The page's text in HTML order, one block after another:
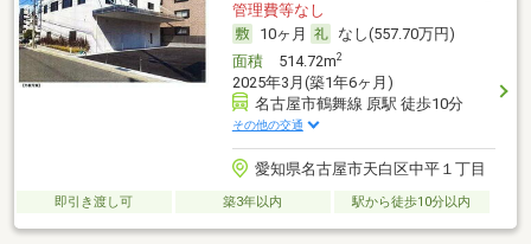
管理費等なし
10ヶ月
なし(557.70万円)
面積514.72m2
2025年3月(築1年6ヶ月)
名古屋市鶴舞線 原駅 徒歩10分
その他の交通
愛知県名古屋市天白区中平１丁目
即引き渡し可 築3年以内 駅から徒歩10分以内